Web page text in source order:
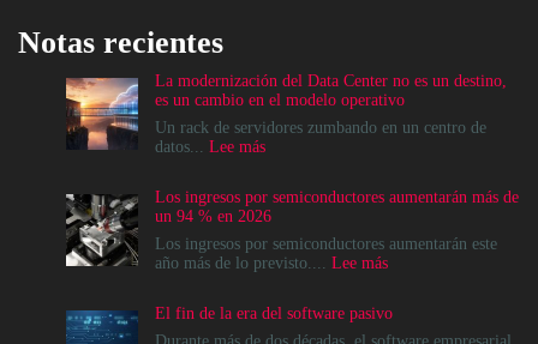
Notas recientes
La modernización del Data Center no es un destino,
es un cambio en el modelo operativo
Un rack de servidores zumbando en un centro de
datos... Lee más:
del
Data
Center
no
destino,
es
Los ingresos por semiconductores aumentarán más de
un 94 % en 2026
Los ingresos por semiconductores aumentarán este
año más de lo previsto.... Lee más:
por
semiconductores
El fin de la era del software pasivo